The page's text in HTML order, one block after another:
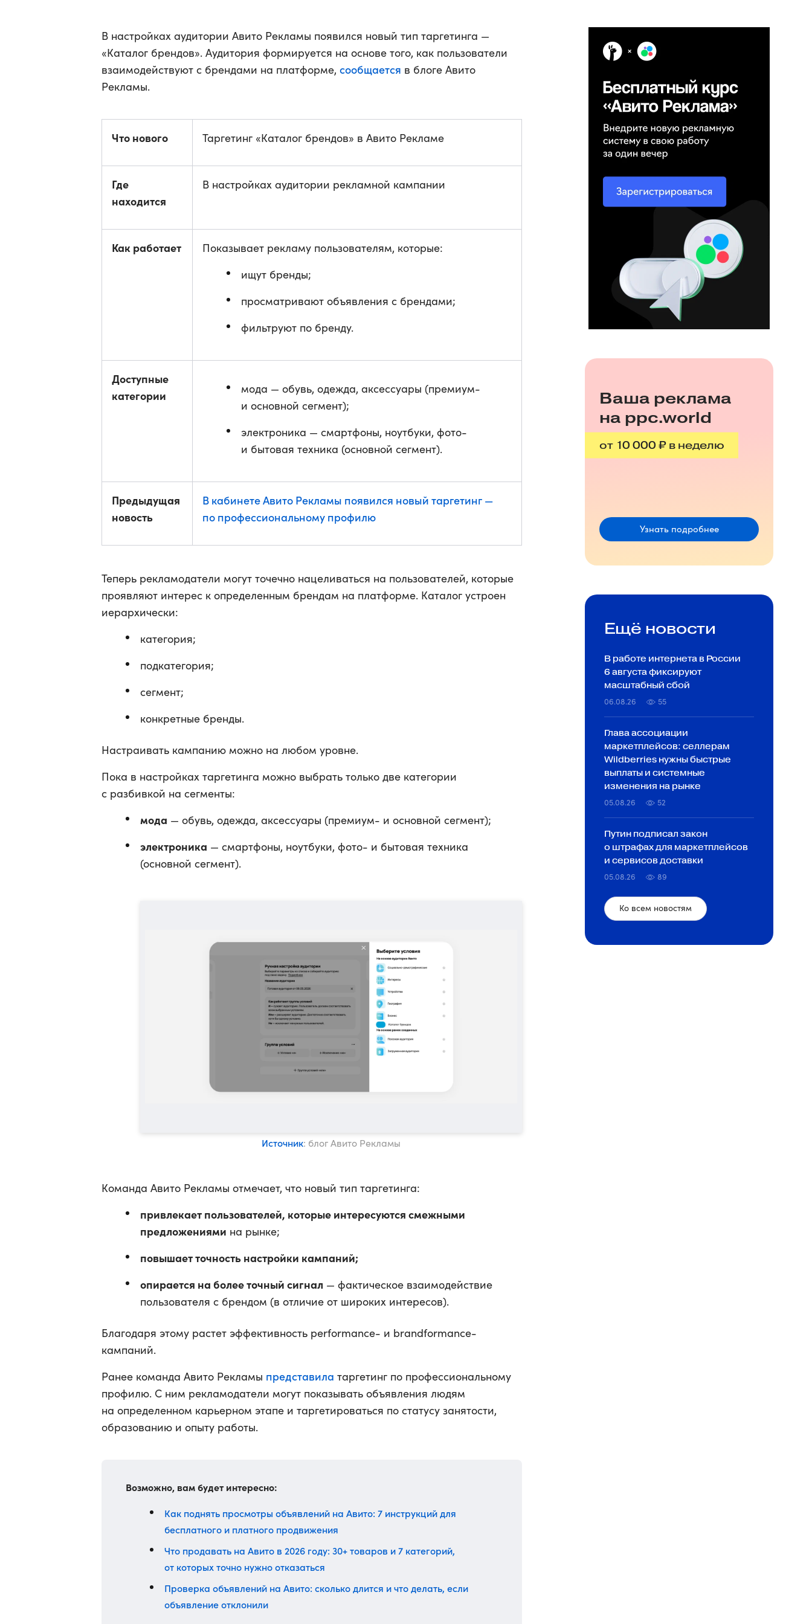
В настройках аудитории Авито Рекламы появился новый тип таргетинга —
«Каталог брендов». Аудитория формируется на основе того, как пользователи
взаимодействуют с брендами на платформе, сообщается в блоге Авито
Рекламы.
Что нового Таргетинг «Каталог брендов» в Авито Рекламе
Где
находится
В настройках аудитории рекламной кампании
Как работает
Показывает рекламу пользователям, которые:
ищут бренды;
просматривают объявления с брендами;
фильтруют по бренду.
Доступные
категории
мода — обувь, одежда, аксессуары (премиум-
и основной сегмент);
электроника — смартфоны, ноутбуки, фото-
и бытовая техника (основной сегмент).
Предыдущая
новость
В кабинете Авито Рекламы появился новый таргетинг —
по профессиональному профилю
Теперь рекламодатели могут точечно нацеливаться на пользователей, которые
проявляют интерес к определенным брендам на платформе. Каталог устроен
иерархически:
категория;
подкатегория;
сегмент;
конкретные бренды.
Настраивать кампанию можно на любом уровне.
Пока в настройках таргетинга можно выбрать только две категории
с разбивкой на сегменты:
мода — обувь, одежда, аксессуары (премиум- и основной сегмент);
электроника — смартфоны, ноутбуки, фото- и бытовая техника
(основной сегмент).
Источник: блог Авито Рекламы
Команда Авито Рекламы отмечает, что новый тип таргетинга:
привлекает пользователей, которые интересуются смежными
предложениями на рынке;
повышает точность настройки кампаний;
опирается на более точный сигнал — фактическое взаимодействие
пользователя с брендом (в отличие от широких интересов).
Благодаря этому растет эффективность performance- и brandformance-
кампаний.
Ранее команда Авито Рекламы представила таргетинг по профессиональному
профилю. С ним рекламодатели могут показывать объявления людям
на определенном карьерном этапе и таргетироваться по статусу занятости,
образованию и опыту работы.
Возможно, вам будет интересно:
Как поднять просмотры объявлений на Авито: 7 инструкций для
бесплатного и платного продвижения
Что продавать на Авито в 2026 году: 30+ товаров и 7 категорий,
от которых точно нужно отказаться
Проверка объявлений на Авито: сколько длится и что делать, если
объявление отклонили
Ваша реклама
на ppc.world
от 10 000 ₽ в неделю
Узнать подробнее
Ещё новости
В работе интернета в России
6 августа фиксируют
масштабный сбой
06.08.26 55
Глава ассоциации
маркетплейсов: селлерам
Wildberries нужны быстрые
выплаты и системные
изменения на рынке
05.08.26 52
Путин подписал закон
о штрафах для маркетплейсов
и сервисов доставки
05.08.26 89
Ко всем новостям